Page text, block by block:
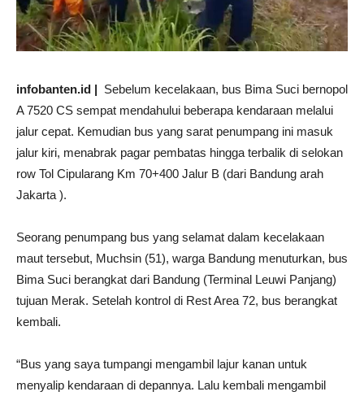
infobanten.id | Sebelum kecelakaan, bus Bima Suci bernopol
A 7520 CS sempat mendahului beberapa kendaraan melalui
jalur cepat. Kemudian bus yang sarat penumpang ini masuk
jalur kiri, menabrak pagar pembatas hingga terbalik di selokan
row Tol Cipularang Km 70+400 Jalur B (dari Bandung arah
Jakarta ).
Seorang penumpang bus yang selamat dalam kecelakaan
maut tersebut, Muchsin (51), warga Bandung menuturkan, bus
Bima Suci berangkat dari Bandung (Terminal Leuwi Panjang)
tujuan Merak. Setelah kontrol di Rest Area 72, bus berangkat
kembali.
“Bus yang saya tumpangi mengambil lajur kanan untuk
menyalip kendaraan di depannya. Lalu kembali mengambil